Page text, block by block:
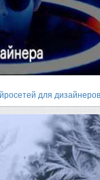
для дизайнеров